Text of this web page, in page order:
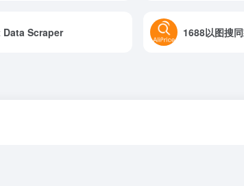
Scraper 1688以图搜